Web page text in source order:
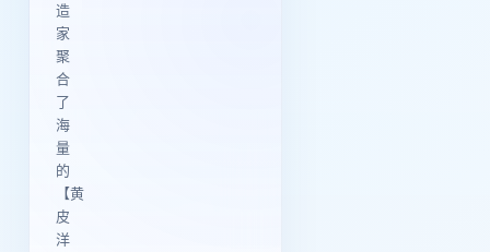
造
家
聚
合
了
海
量
的
【黄
皮
洋